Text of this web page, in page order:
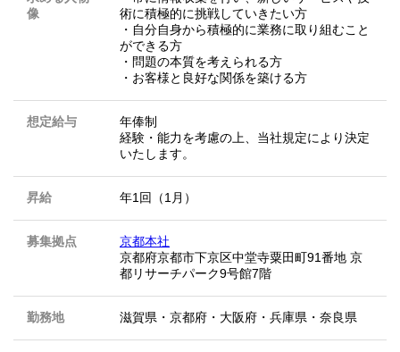
像
術に積極的に挑戦していきたい方
・自分自身から積極的に業務に取り組むこと
ができる方
・問題の本質を考えられる方
・お客様と良好な関係を築ける方
想定給与
年俸制
経験・能力を考慮の上、当社規定により決定
いたします。
昇給 年1回（1月）
募集拠点
京都本社
京都府京都市下京区中堂寺粟田町91番地 京
都リサーチパーク9号館7階
勤務地 滋賀県 ・ 京都府 ・ 大阪府 ・ 兵庫県 ・ 奈良県